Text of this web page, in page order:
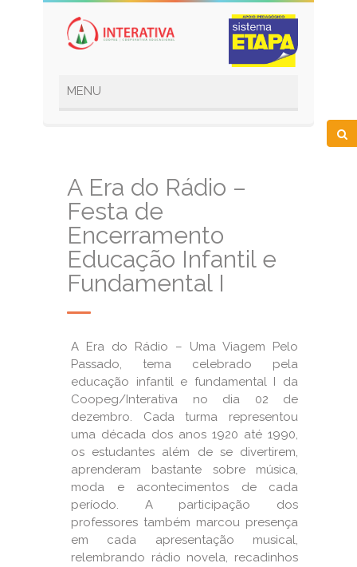
A Era do Rádio –
Festa de
Encerramento
Educação Infantil e
Fundamental I
A Era do Rádio – Uma Viagem Pelo
Passado, tema celebrado pela
educação infantil e fundamental I da
Coopeg/Interativa no dia 02 de
dezembro. Cada turma representou
uma década dos anos 1920 até 1990,
os estudantes além de se divertirem,
aprenderam bastante sobre música,
moda e acontecimentos de cada
período. A participação dos
professores também marcou presença
em cada apresentação musical,
relembrando rádio novela, recadinhos